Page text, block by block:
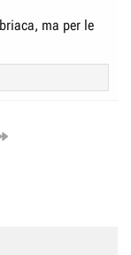
ma per le